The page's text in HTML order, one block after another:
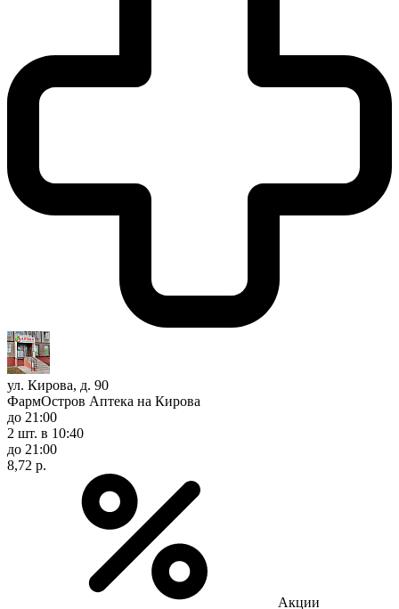
ул. Кирова, д. 90
ФармОстров Аптека на Кирова
до 21:00
2 шт. в 10:40
до 21:00
8,72 р.
Акции